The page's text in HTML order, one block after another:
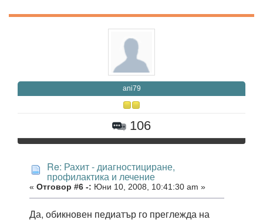
ani79
106
Re: Рахит - диагностициране,
профилактика и лечение
« Отговор #6 -: Юни 10, 2008, 10:41:30 am »
Да, обикновен педиатър го преглежда на